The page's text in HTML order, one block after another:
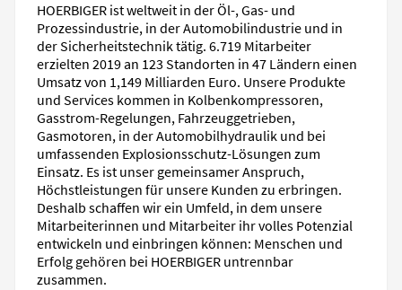
HOERBIGER ist weltweit in der Öl-, Gas- und
Prozessindustrie, in der Automobilindustrie und in
der Sicherheitstechnik tätig. 6.719 Mitarbeiter
erzielten 2019 an 123 Standorten in 47 Ländern einen
Umsatz von 1,149 Milliarden Euro. Unsere Produkte
und Services kommen in Kolbenkompressoren,
Gasstrom-Regelungen, Fahrzeuggetrieben,
Gasmotoren, in der Automobilhydraulik und bei
umfassenden Explosionsschutz-Lösungen zum
Einsatz. Es ist unser gemeinsamer Anspruch,
Höchstleistungen für unsere Kunden zu erbringen.
Deshalb schaffen wir ein Umfeld, in dem unsere
Mitarbeiterinnen und Mitarbeiter ihr volles Potenzial
entwickeln und einbringen können: Menschen und
Erfolg gehören bei HOERBIGER untrennbar
zusammen.